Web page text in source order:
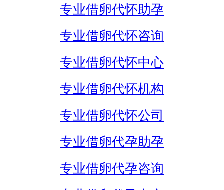
专业借卵代怀助孕
专业借卵代怀咨询
专业借卵代怀中心
专业借卵代怀机构
专业借卵代怀公司
专业借卵代孕助孕
专业借卵代孕咨询